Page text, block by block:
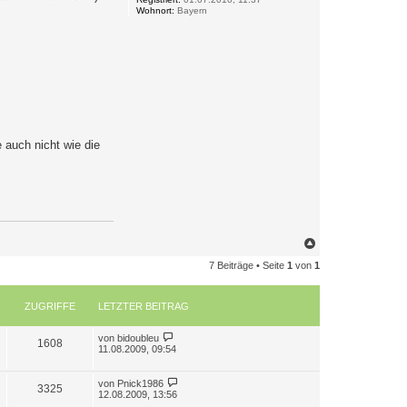
Wohnort: Bayern
auch nicht wie die
c
7 Beiträge • Seite 1 von 1
ZUGRIFFE LETZTER BEITRAG
1608
L
e
t
e
r
von bidoubleu
11.08.2009, 09:54
3325
L
e
von Pnick1986
12.08.2009, 13:56